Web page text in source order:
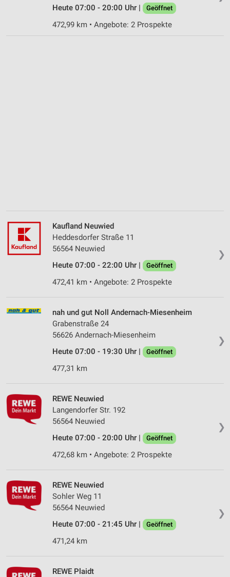
Heute 07:00 - 20:00 Uhr | Geöffnet
472,99 km • Angebote: 2 Prospekte
❯
Kaufland Neuwied
Heddesdorfer Straße 11
56564 Neuwied
Heute 07:00 - 22:00 Uhr |
Geöffnet
472,41 km • Angebote: 2 Prospekte
❯
nah und gut Noll Andernach-Miesenheim
Grabenstraße 24
56626 Andernach-Miesenheim
Heute 07:00 - 19:30 Uhr |
Geöffnet
477,31 km
❯
REWE Neuwied
Langendorfer Str. 192
56564 Neuwied
Heute 07:00 - 20:00 Uhr |
Geöffnet
472,68 km • Angebote: 2 Prospekte
❯
REWE Neuwied
Sohler Weg 11
56564 Neuwied
Heute 07:00 - 21:45 Uhr |
Geöffnet
471,24 km
REWE Plaidt